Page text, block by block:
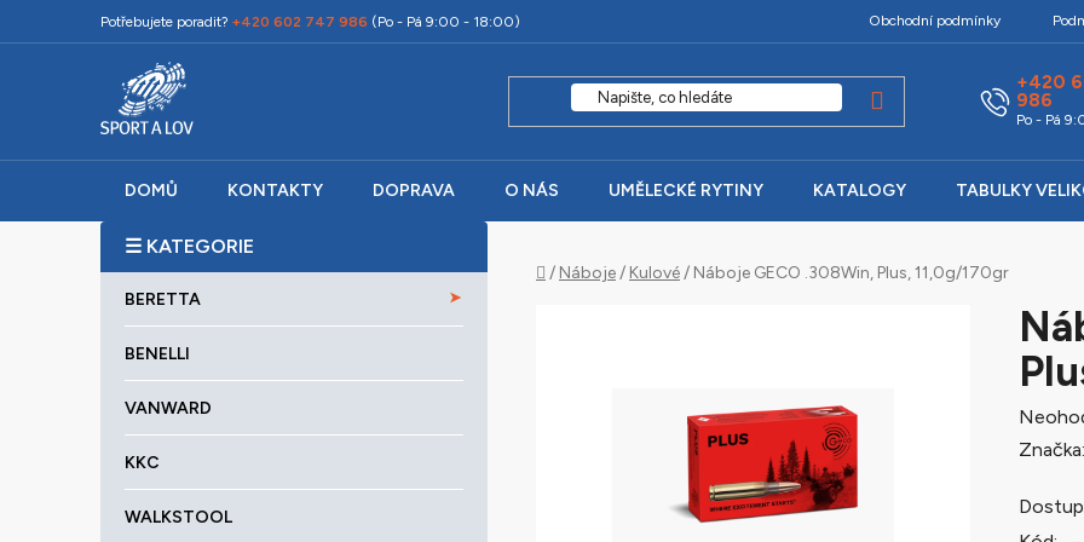
na
Potřebujete poradit? +420 602 747 986 (Po - Pá 9:00 - 18:00) Obchodní podmínky
+420
986
Po - Pá
DOMŮ KONTAKTY DOPRAVA O NÁS UMĚLECKÉ RYTINY KATALOGY TABULKY
P
o
kategorie
BERETTA
BENELLI
VANWARD
KKC
WALKSTOOL
Domů
/ Náboje/ Kulové/ Náboje GECO .308Win, Plus, 11,0g/170gr
je
Značka: